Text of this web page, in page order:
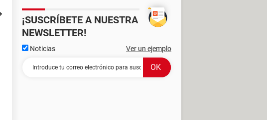
¡SUSCRÍBETE A NUESTRA
NEWSLETTER!
Noticias Ver un ejemplo